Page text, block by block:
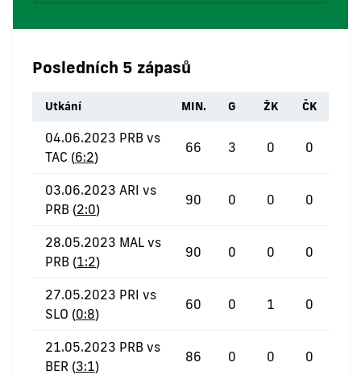
Posledních 5 zápasů
Utkání MIN. G ŽK ČK
04.06.2023 PRB vs
TAC (6:2)
66 3 0 0
03.06.2023 ARI vs
PRB (2:0)
90 0 0 0
28.05.2023 MAL vs
PRB (1:2)
90 0 0 0
27.05.2023 PRI vs
SLO (0:8)
60 0 1 0
21.05.2023 PRB vs
BER (3:1)
86 0 0 0